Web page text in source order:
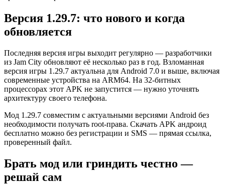
Версия 1.29.7: что нового и когда
обновляется
Последняя версия игры выходит регулярно — разработчики
из Jam City обновляют её несколько раз в год. Взломанная
версия игры 1.29.7 актуальна для Android 7.0 и выше, включая
современные устройства на ARM64. На 32-битных
процессорах этот APK не запустится — нужно уточнять
архитектуру своего телефона.
Мод 1.29.7 совместим с актуальными версиями Android без
необходимости получать root-права. Скачать APK андроид
бесплатно можно без регистрации и SMS — прямая ссылка,
проверенный файл.
Брать мод или гриндить честно —
решай сам